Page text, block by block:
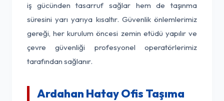
iş gücünden tasarruf sağlar hem de taşınma
süresini yarı yarıya kısaltır. Güvenlik önlemlerimiz
gereği, her kurulum öncesi zemin etüdü yapılır ve
çevre güvenliği profesyonel operatörlerimiz
tarafından sağlanır.
Ardahan Hatay Ofis Taşıma